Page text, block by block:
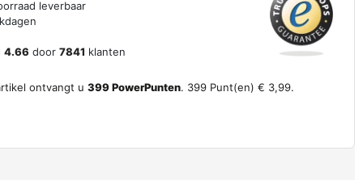
leverbaar
4.66 door 7841 klanten
ontvangt u 399PowerPunten. 399 Punt(en) € 3,99.